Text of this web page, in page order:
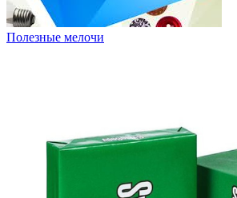
Полезные мелочи